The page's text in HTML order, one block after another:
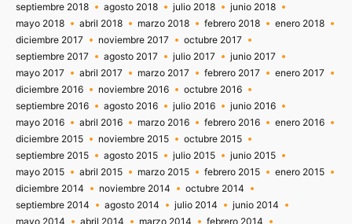
septiembre 2018
agosto 2018 julio 2018
junio 2018
mayo 2018
abril 2018 marzo 2018 febrero 2018
enero 2018
diciembre 2017
noviembre 2017
octubre 2017
septiembre 2017
agosto 2017 julio 2017
junio 2017
mayo 2017
abril 2017 marzo 2017 febrero 2017
enero 2017
diciembre 2016
noviembre 2016
octubre 2016
septiembre 2016
agosto 2016 julio 2016
junio 2016
mayo 2016
abril 2016 marzo 2016 febrero 2016
enero 2016
diciembre 2015
noviembre 2015
octubre 2015
septiembre 2015
agosto 2015 julio 2015
junio 2015
mayo 2015
abril 2015 marzo 2015 febrero 2015
enero 2015
diciembre 2014
noviembre 2014
octubre 2014
septiembre 2014
agosto 2014 julio 2014
junio 2014
mayo 2014
abril 2014 marzo 2014 febrero 2014